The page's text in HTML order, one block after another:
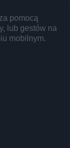
pomocą
lub gestów na
mobilnym.